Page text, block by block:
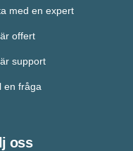
med en expert
offert
support
en fråga
oss